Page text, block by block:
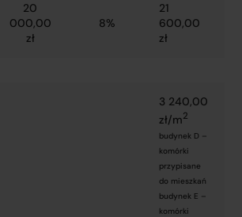
20
000,00
zł
8%
21
600,00
zł
3 240,00
zł/m2
budynek D –
komórki
przypisane
do mieszkań
budynek E –
komórki